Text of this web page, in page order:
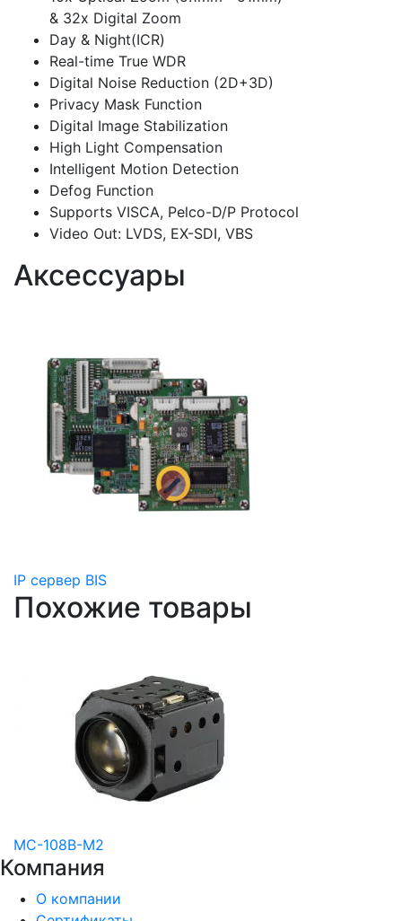
& 32x Digital Zoom
Day & Night(ICR)
Real-time True WDR
Digital Noise Reduction (2D+3D)
Privacy Mask Function
Digital Image Stabilization
High Light Compensation
Intelligent Motion Detection
Defog Function
Supports VISCA, Pelco-D/P Protocol
Video Out: LVDS, EX-SDI, VBS
Аксессуары
IP сервер BIS
Похожие товары
MC-108B-M2
Компания
О компании